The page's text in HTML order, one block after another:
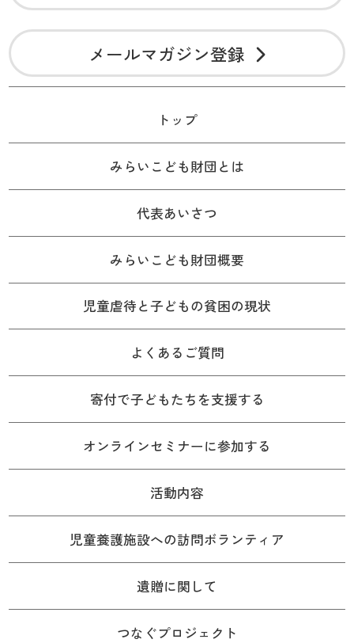
メールマガジン登録
トップ
みらいこども財団とは
代表あいさつ
みらいこども財団概要
児童虐待と子どもの貧困の現状
よくあるご質問
寄付で子どもたちを支援する
オンラインセミナーに参加する
活動内容
児童養護施設への訪問ボランティア
遺贈に関して
つなぐプロジェクト